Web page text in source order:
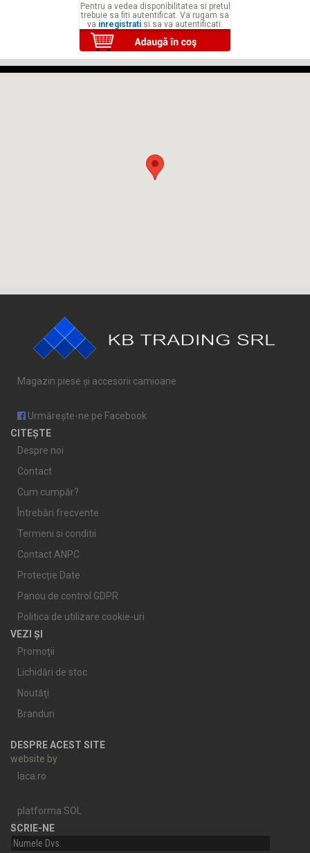
Pentru a vedea disponibilitatea si pretul
trebuie sa fiti autentificat. Va rugam sa
va inregistrati si sa va autentificati.
Magazin piese și accesorii camioane
Urmărește-ne pe Facebook
CITEȘTE
Despre noi
Contact
Cum cumpăr?
Întrebări frecvente
Termeni si conditii
Contact ANPC
Protecție Date
Panou de control GDPR
Politica de utilizare cookie-uri
VEZI ȘI
Promoţii
Lichidări de stoc
Noutăţi
Branduri
DESPRE ACEST SITE
website by
laca.ro
platforma SOL
SCRIE-NE